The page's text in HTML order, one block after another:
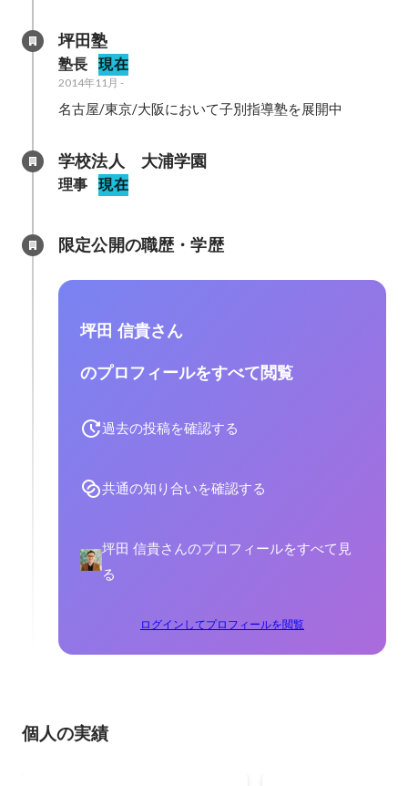
坪田塾
塾長 現在
2014年11月 -
名古屋/東京/大阪において子別指導塾を展開中
学校法人　大浦学園
理事 現在
限定公開の職歴・学歴
坪田 信貴さん
のプロフィールをすべて閲覧
過去の投稿を確認する
共通の知り合いを確認する
坪田 信貴さんのプロフィールをすべて見
る
ログインしてプロフィールを閲覧
個人の実績